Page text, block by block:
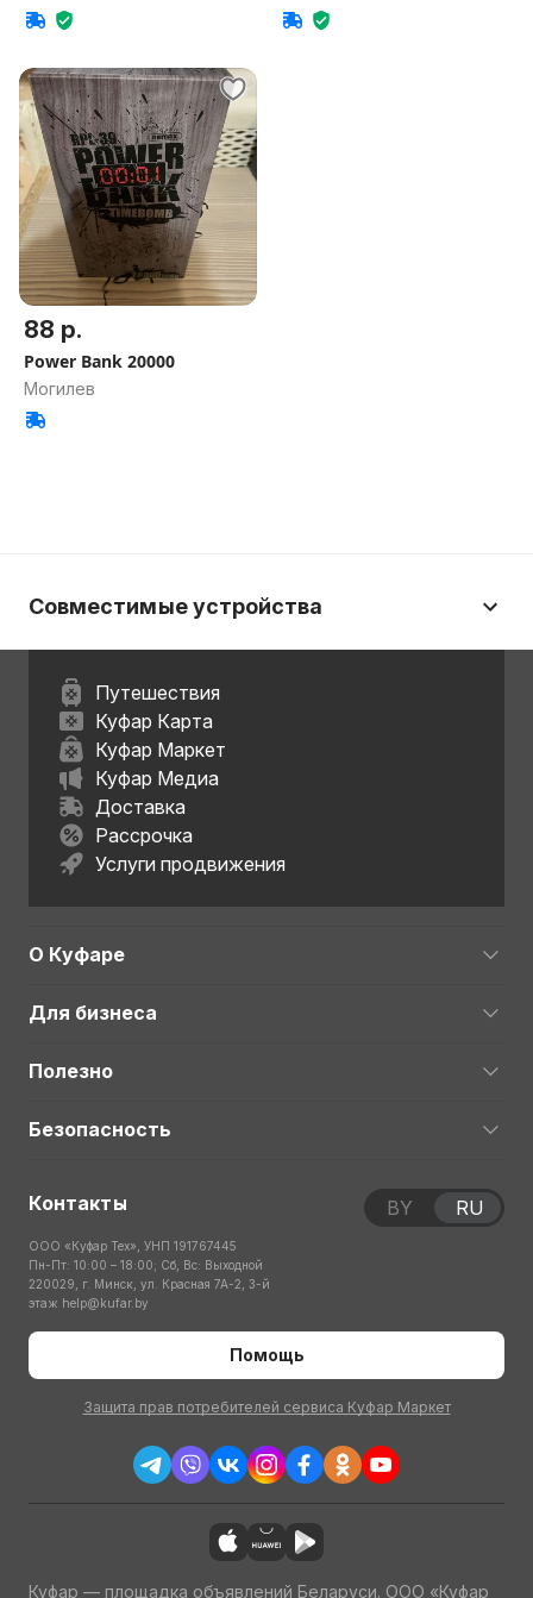
88 р.
Power Bank 20000
Могилев
Совместимые устройства
Путешествия
Куфар Карта
Куфар Маркет
Куфар Медиа
Доставка
Рассрочка
Услуги продвижения
О Куфаре
Для бизнеса
Полезно
Безопасность
Контакты
ООО «Куфар Тех», УНП 191767445
Пн-Пт: 10:00 – 18:00; Сб, Вс: Выходной
220029, г. Минск, ул. Красная 7А-2, 3-й
этаж help@kufar.by
Помощь
Защита прав потребителей сервиса Куфар Маркет
BY RU
Куфар — площадка объявлений Беларуси. ООО «Куфар